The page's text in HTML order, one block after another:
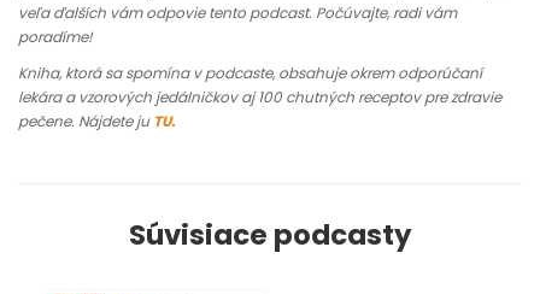
veľa ďalších vám odpovie tento podcast. Počúvajte, radi vám
poradíme!
Kniha, ktorá sa spomína v podcaste, obsahuje okrem odporúčaní
lekára a vzorových jedálničkov aj 100 chutných receptov pre zdravie
pečene. Nájdete ju TU.
Súvisiace podcasty